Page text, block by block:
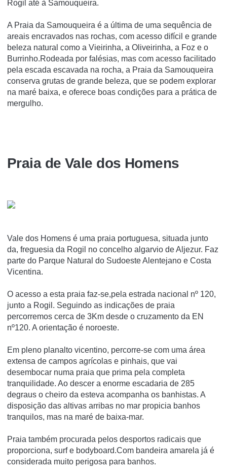
Rogil até à Samouqueira.
A Praia da Samouqueira é a última de uma sequência de
areais encravados nas rochas, com acesso difícil e grande
beleza natural como a Vieirinha, a Oliveirinha, a Foz e o
Burrinho.Rodeada por falésias, mas com acesso facilitado
pela escada escavada na rocha, a Praia da Samouqueira
conserva grutas de grande beleza, que se podem explorar
na maré baixa, e oferece boas condições para a prática de
mergulho.
Praia de Vale dos Homens
Vale dos Homens é uma praia portuguesa, situada junto
da, freguesia da Rogil no concelho algarvio de Aljezur. Faz
parte do Parque Natural do Sudoeste Alentejano e Costa
Vicentina.
O acesso a esta praia faz-se,pela estrada nacional nº 120,
junto a Rogil. Seguindo as indicações de praia
percorremos cerca de 3Km desde o cruzamento da EN
nº120. A orientação é noroeste.
Em pleno planalto vicentino, percorre-se com uma área
extensa de campos agrí­colas e pinhais, que vai
desembocar numa praia que prima pela completa
tranquilidade. Ao descer a enorme escadaria de 285
degraus o cheiro da esteva acompanha os banhistas. A
disposição das altivas arribas no mar propicia banhos
tranquilos, mas na maré de baixa-mar.
Praia também procurada pelos desportos radicais que
proporciona, surf e bodyboard.Com bandeira amarela já é
considerada muito perigosa para banhos.